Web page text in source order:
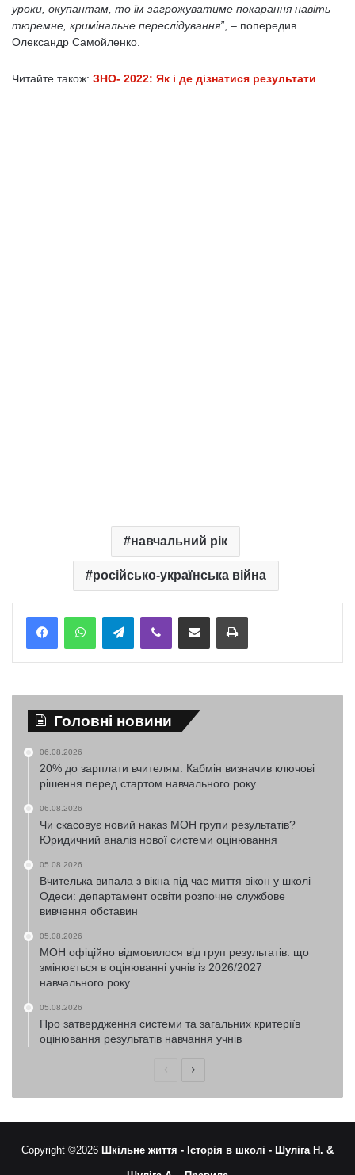
уроки, окупантам, то їм загрожуватиме покарання навіть
тюремне, кримінальне переслідування” , – попередив
Олександр Самойленко.
Читайте також: ЗНО- 2022: Як і де дізнатися результати
навчальний рік
російсько-українська війна
TelegramViber Надіслати електронною поштоюНадрукувати
Головні новини
06.08.2026
20% до зарплати вчителям: Кабмін визначив ключові
рішення перед стартом навчального року
06.08.2026
Чи скасовує новий наказ МОН групи результатів?
Юридичний аналіз нової системи оцінювання
05.08.2026
Вчителька випала з вікна під час миття вікон у школі
Одеси: департамент освіти розпочне службове
вивчення обставин
05.08.2026
МОН офіційно відмовилося від груп результатів: що
змінюється в оцінюванні учнів із 2026/2027
навчального року
05.08.2026
Про затвердження системи та загальних критеріїв
оцінювання результатів навчання учнів
ПопередняНаступна
Copyright ©2026 Шкільне життя - Історія в школі - Шуліга Н. &